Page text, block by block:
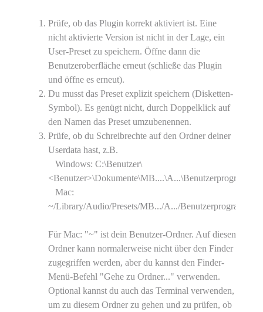
Prüfe, ob das Plugin korrekt aktiviert ist. Eine
nicht aktivierte Version ist nicht in der Lage, ein
User-Preset zu speichern. Öffne dann die
Benutzeroberfläche erneut (schließe das Plugin
und öffne es erneut).
Du musst das Preset explizit speichern (Disketten-
Symbol). Es genügt nicht, durch Doppelklick auf
den Namen das Preset umzubenennen.
Prüfe, ob du Schreibrechte auf den Ordner deiner
Userdata hast, z.B.
Windows: C:\Benutzer\
<Benutzer>\Dokumente\MB....\A...\Benutzerprogramme\
Mac:
~/Library/Audio/Presets/MB.../A.../Benutzerprogramme/
Für Mac: "~" ist dein Benutzer-Ordner. Auf diesen
Ordner kann normalerweise nicht über den Finder
zugegriffen werden, aber du kannst den Finder-
Menü-Befehl "Gehe zu Ordner..." verwenden.
Optional kannst du auch das Terminal verwenden,
um zu diesem Ordner zu gehen und zu prüfen, ob